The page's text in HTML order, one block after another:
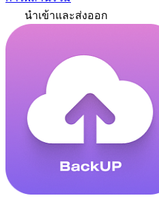
นำเข้าและส่งออก